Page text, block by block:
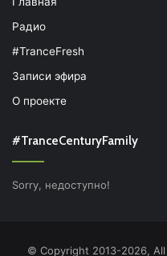
Радио
#TranceFresh
Записи эфира
О проекте
#TranceCenturyFamily
Sorry, недоступно!
© Copyright 2013-2026,